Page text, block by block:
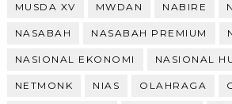
MUSDA XV MWDAN NABIRE
NASABAH NASABAH PREMIUM
NASIONAL EKONOMI NASIONAL
NETMONK NIAS OLAHRAGA